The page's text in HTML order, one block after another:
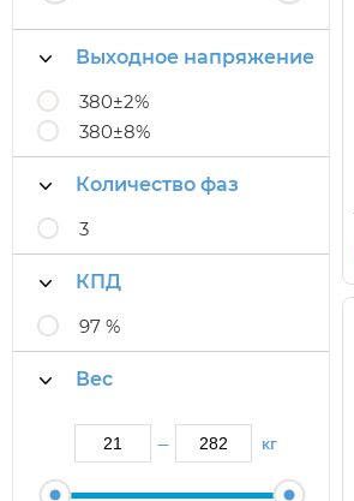
Выходное напряжение
380±2%
380±8%
Количество фаз
3
КПД
97 %
Вес
— кг